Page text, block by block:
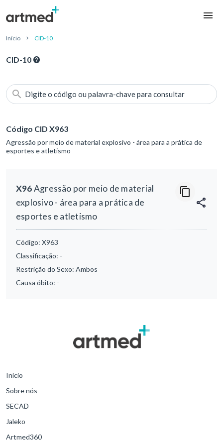
Início CID-10
CID-10
Digite o código ou palavra-chave para consultar
Código CID X963
Agressão por meio de material explosivo - área para a prática de
esportes e atletismo
X96Agressão por meio de material
explosivo - área para a prática de
esportes e atletismo
Código: X963
Classificação: -
Restrição do Sexo: Ambos
Causa óbito: -
Início
Sobre nós
SECAD
Jaleko
Artmed360